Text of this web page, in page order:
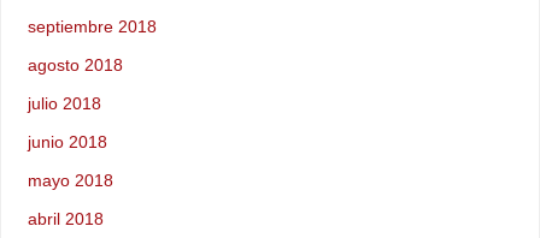
septiembre 2018
agosto 2018
julio 2018
junio 2018
mayo 2018
abril 2018